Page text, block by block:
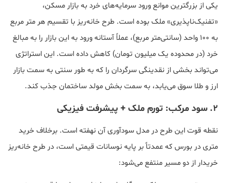
یکی از بزرگترین موانع ورود سرمایه‌های خرد به بازار مسکن،
«تفنیک‌ناپذیری» ملک بوده است. طرح خانه‌ریز با تقسیم هر متر مربع
به ۱۰۰ واحد (سانتی‌متر مربع)، عملاً آستانه ورود به این بازار را به مبالغ
خرد (در محدوده یک میلیون تومان) کاهش داده است. این استراتژی
می‌تواند بخشی از نقدینگی سرگردان را که به طور سنتی به سمت بازار
ارز و طلا سوق می‌یابد، به سمت بخش مولد ساختمان جذب کند.
۲. سود مرکب: تورم ملک + پیشرفت فیزیکی
نقطه قوت این طرح در مدل سودآوری آن نهفته است. برخلاف خرید
متری در بورس که عمدتاً بر پایه نوسانات قیمتی است، در طرح خانه‌ریز
خریدار از دو مسیر منتفع می‌شود: